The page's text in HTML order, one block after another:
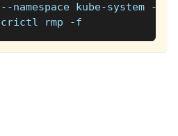
--namespace kube-system
--
crictl rmp -f